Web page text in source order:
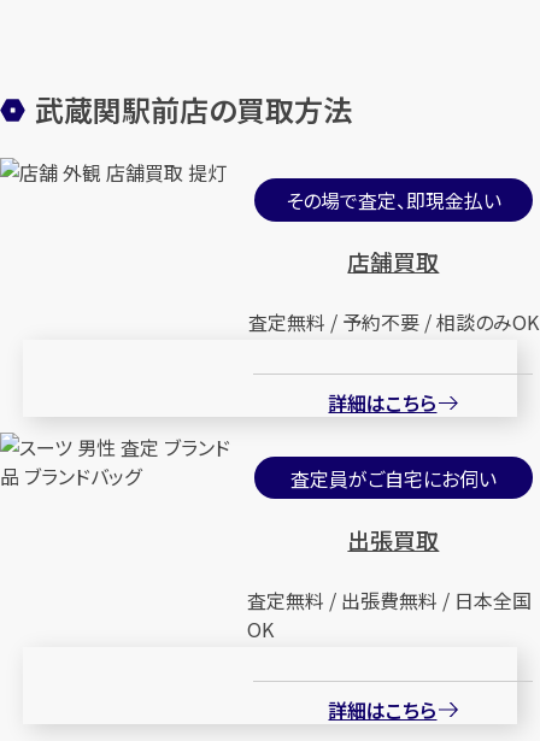
武蔵関駅前店の買取方法
その場で査定、即現金払い
店舗買取
査定無料 / 予約不要 / 相談のみOK
詳細はこちら
査定員がご自宅にお伺い
出張買取
査定無料 / 出張費無料 / 日本全国
OK
詳細はこちら